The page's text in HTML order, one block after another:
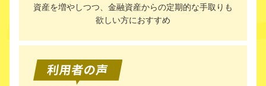
資産を増やしつつ、金融資産からの定期的な手取りも
欲しい方におすすめ